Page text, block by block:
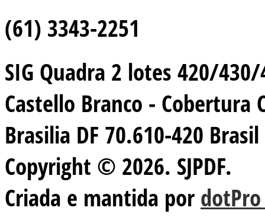
(61) 3343-2251
SIG Quadra 2 lotes 420/
Castello Branco - Cobertura
Brasilia DF 70.610-420 Brasil
Copyright © 2026. SJPDF.
Criada e mantida por